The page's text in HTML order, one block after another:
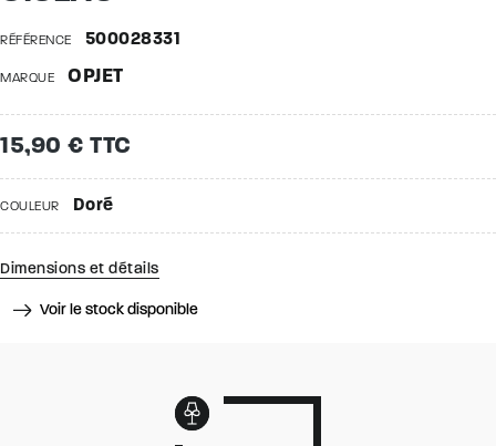
RÉFÉRENCE 500028331
MARQUE OPJET
15,90 € TTC
COULEUR Doré
Dimensions et détails
Voir le stock disponible